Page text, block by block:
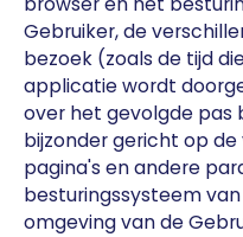
Gebruiker, de
bezoek (zoals de tijd
applicatie wordt
over het gevolgde pas
bijzonder gericht op
pagina's en andere
besturingssysteem
omgeving van de